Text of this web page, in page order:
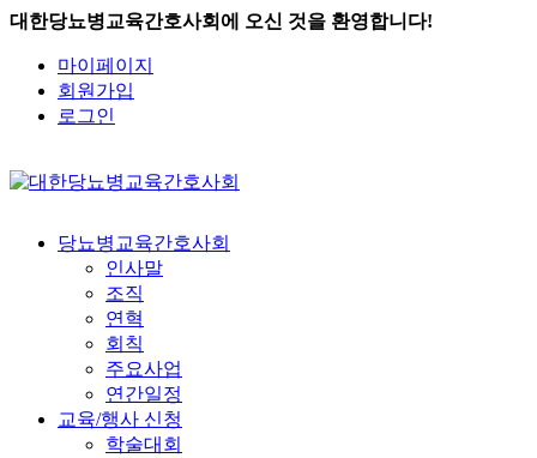
대한당뇨병교육간호사회에 오신 것을 환영합니다!
마이페이지
회원가입
로그인
당뇨병교육간호사회
인사말
조직
연혁
회칙
주요사업
연간일정
교육/행사 신청
학술대회